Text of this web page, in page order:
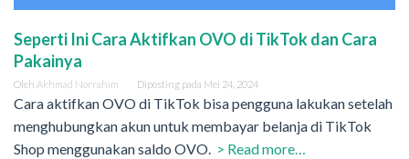
Seperti Ini Cara Aktifkan OVO di TikTok dan Cara
Pakainya
Oleh Akhmad Norrahim Diposting pada Mei 24, 2024
Cara aktifkan OVO di TikTok bisa pengguna lakukan setelah
menghubungkan akun untuk membayar belanja di TikTok
Shop menggunakan saldo OVO. > Read more…